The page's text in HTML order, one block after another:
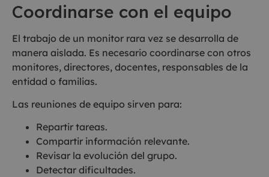
Coordinarse con el equipo
El trabajo de un monitor rara vez se desarrolla de
manera aislada. Es necesario coordinarse con otros
monitores, directores, docentes, responsables de la
entidad o familias.
Las reuniones de equipo sirven para:
Repartir tareas.
Compartir información relevante.
Revisar la evolución del grupo.
Detectar dificultades.